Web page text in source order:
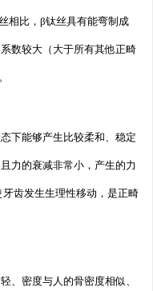
相比，β钛丝具有能弯制成
数较大（大于所有其他正畸
下能够产生比较柔和、稳定
力的衰减非常小，产生的力
齿发生生理性移动，是正畸
、密度与人的骨密度相似、